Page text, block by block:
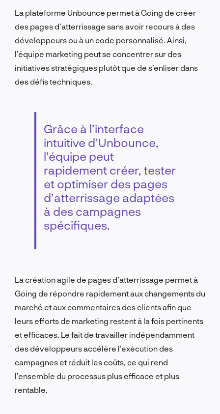
La plateforme Unbounce permet à Going de créer
des pages d’atterrissage sans avoir recours à des
développeurs ou à un code personnalisé. Ainsi,
l’équipe marketing peut se concentrer sur des
initiatives stratégiques plutôt que de s’enliser dans
des défis techniques.
Grâce à l’interface
intuitive d’Unbounce,
l’équipe peut
rapidement créer, tester
et optimiser des pages
d’atterrissage adaptées
à des campagnes
spécifiques.
La création agile de pages d’atterrissage permet à
Going de répondre rapidement aux changements du
marché et aux commentaires des clients afin que
leurs efforts de marketing restent à la fois pertinents
et efficaces. Le fait de travailler indépendamment
des développeurs accélère l’exécution des
campagnes et réduit les coûts, ce qui rend
l’ensemble du processus plus efficace et plus
rentable.